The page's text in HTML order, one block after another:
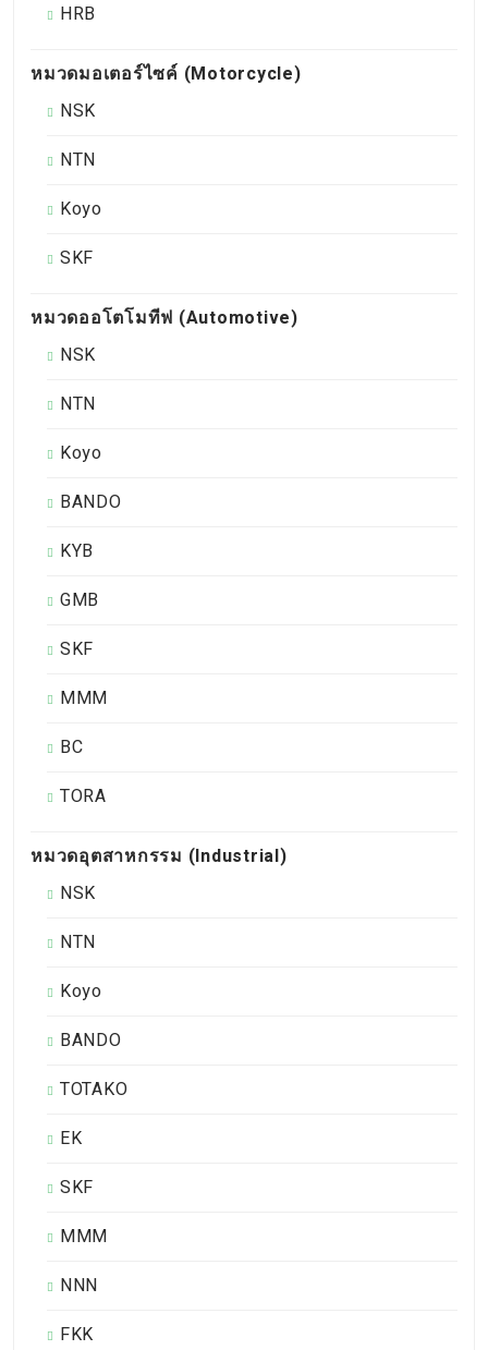
HRB
หมวดมอเตอร์ไซค์ (Motorcycle)
NSK
NTN
Koyo
SKF
หมวดออโตโมทีฟ (Automotive)
NSK
NTN
Koyo
BANDO
KYB
GMB
SKF
MMM
BC
TORA
หมวดอุตสาหกรรม (Industrial)
NSK
NTN
Koyo
BANDO
TOTAKO
EK
SKF
MMM
NNN
FKK